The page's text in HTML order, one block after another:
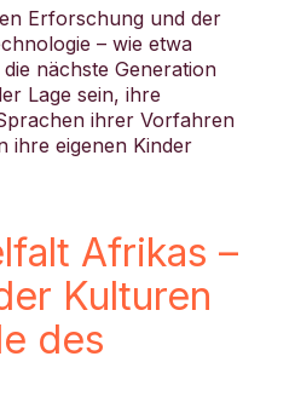
Erforschung und der
– wie etwa
nächste Generation
Lage sein, ihre
ihrer Vorfahren
ihre eigenen Kinder
Afrikas –
Kulturen
des